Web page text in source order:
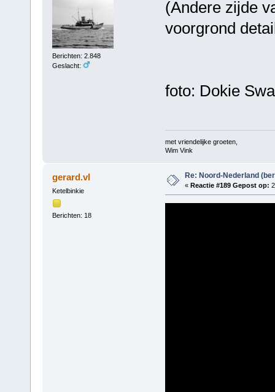
Berichten: 2.848
Geslacht:
(Andere zijde
voorgrond
foto: Dokie
met vriendelijke groeten,
Wim Vink
gerard.vl
Ketelbinkie
Berichten: 18
Re: Noord-Nederland
« Reactie #189 Gepost op: